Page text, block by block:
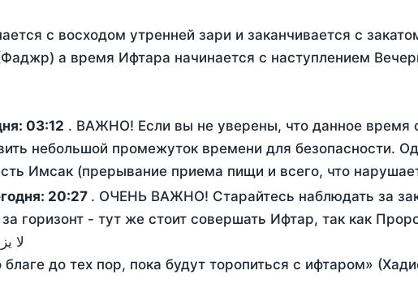
с восходом утренней зари и заканчивается с
а время Ифтара начинается с наступлением
03:12 . ВАЖНО! Если вы не уверены, что данное время
небольшой промежуток времени для безопасности.
Имсак (прерывание приема пищи и всего, что
20:27 . ОЧЕНЬ ВАЖНО! Старайтесь наблюдать за
горизонт - тут же стоит совершать Ифтар, так как
لا
до тех пор, пока будут торопиться с ифтаром»